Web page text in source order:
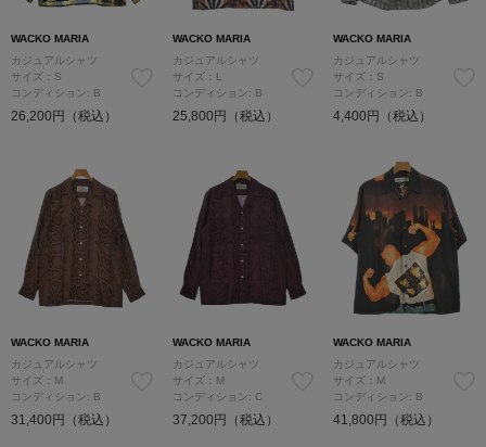
WACKO MARIA
カジュアルシャツ
サイズ：S
コンディション: B
26,200円（税込）
WACKO MARIA
カジュアルシャツ
サイズ：L
コンディション: B
25,800円（税込）
WACKO MARIA
カジュアルシャツ
サイズ：S
コンディション: B
4,400円（税込）
WACKO MARIA
カジュアルシャツ
サイズ：M
コンディション: B
31,400円（税込）
WACKO MARIA
カジュアルシャツ
サイズ：M
コンディション: C
37,200円（税込）
WACKO MARIA
カジュアルシャツ
サイズ：M
コンディション: B
41,800円（税込）